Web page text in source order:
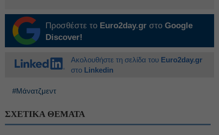
Προσθέστε το Euro2day.gr στο Google
Discover!
Ακολουθήστε τη σελίδα του Euro2day.gr
στο Linkedin
#Μάνατζμεντ
ΣΧΕΤΙΚΑ ΘΕΜΑΤΑ